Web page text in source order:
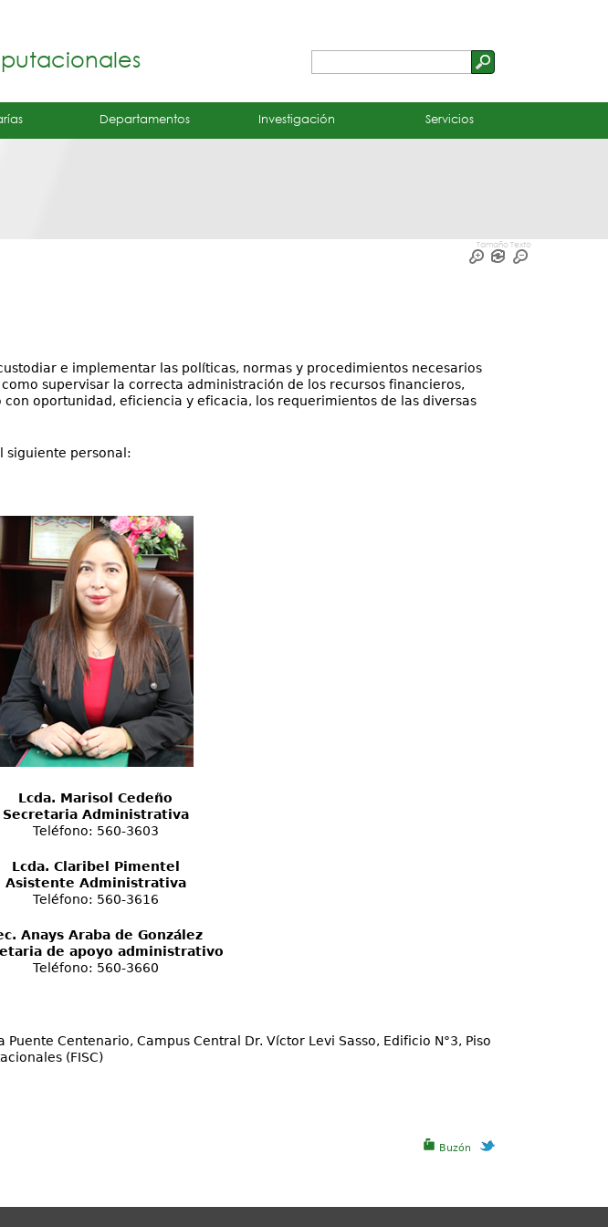
de
Departamentos Investigación Servicios
Tamaño Texto
e implementar las políticas, normas y procedimientos necesarios
supervisar la correcta administración de los recursos financieros,
oportunidad, eficiencia y eficacia, los requerimientos de las diversas
siguiente personal:
Lcda. Marisol Cedeño
Secretaria Administrativa
Teléfono: 560-3603
Lcda. Claribel Pimentel
Asistente Administrativa
Teléfono: 560-3616
Anays Araba de González
de apoyo administrativo
Teléfono: 560-3660
Centenario, Campus Central Dr. Víctor Levi Sasso, Edificio N°3, Piso
(FISC)
Buzón